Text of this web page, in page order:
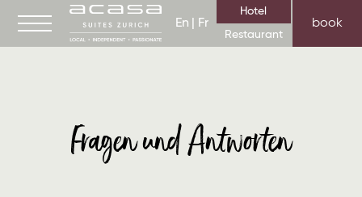
Business Apartments
Fitness/Spa
En Fr
Hotel
Restaurant
book
Fragen und Antworten